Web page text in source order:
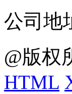
公司地
@版权
HTML